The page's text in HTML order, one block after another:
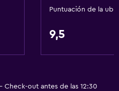
Puntuación de la
9,5
Check-out antes de las 12:30